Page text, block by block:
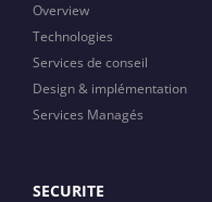
Overview
Technologies
Services de conseil
Design & implémentation
Services Managés
SECURITE